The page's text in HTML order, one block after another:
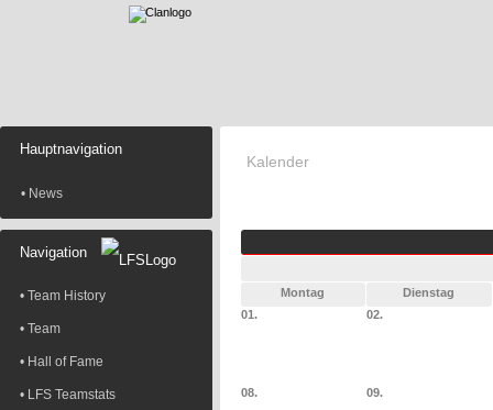
Hauptnavigation
• News
Navigation
• Team History
• Team
• Hall of Fame
• LFS Teamstats
Kalender
Montag
Dienstag
01.
02.
08. 09.